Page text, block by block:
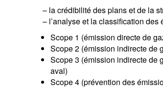
– la crédibilité des plans et de la
– l’analyse et la classification des
Scope 1 (émission directe de
Scope 2 (émission indirecte de
Scope 3 (émission indirecte de
aval)
Scope 4 (prévention des